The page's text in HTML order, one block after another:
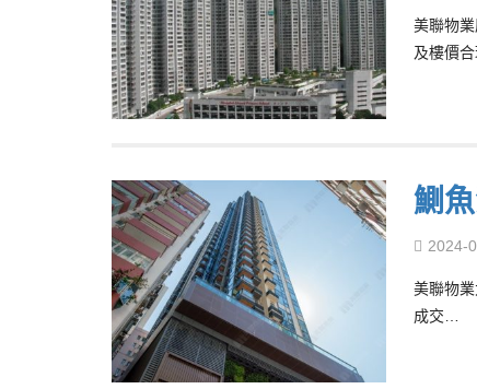
美聯物
及樓價
鰂
2024-
美聯物
成交…